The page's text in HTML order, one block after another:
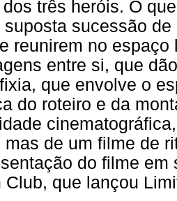
três heróis. O
suposta sucessão
reunirem no
entre si, que
que envolve o
do roteiro e da
mas de um filme de
do filme
Club, que lançou